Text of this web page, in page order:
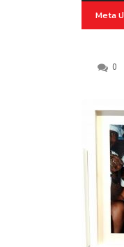
ปญล่วงหน้าสำหรับปลายปีนี้
0